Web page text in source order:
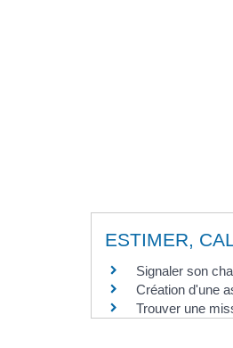
ESTIMER,
Signaler son
Création d'une
Trouver une